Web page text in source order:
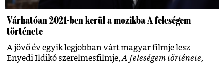
Várhatóan 2021-ben kerül a mozikba A feleségem
története
A jövő év egyik legjobban várt magyar filmje lesz
Enyedi Ildikó szerelmesfilmje,A feleségem története,